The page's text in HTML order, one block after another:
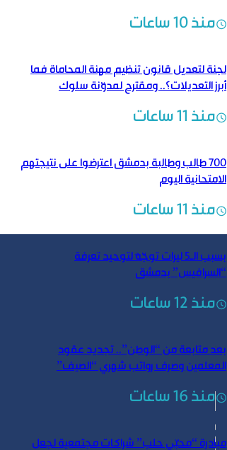
منذ 10 ساعات
لجنة لتعديل قانون تنظيم مهنة المحاماة فما
أبرز التعديلات؟.. ومقترح لمدوّنة سلوك
منذ 11 ساعات
700 طالب وطالبة بدمشق اعترضوا على نتيجتهم
الامتحانية اليوم
منذ 11 ساعات
بسبب الـ5 ليرات توجّهٌ لتوحيد تعرفة
“السرافيس” بدمشق
منذ 12 ساعات
بعد متابعة من “الوطن”.. تجديد عقود
المعلمين وصرف رواتب شهري “الصيف”
منذ 16 ساعات
مبادرة “محبّي حلب” شراكات مجتمعية لجعل